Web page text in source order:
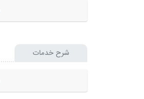
شرح خدمات